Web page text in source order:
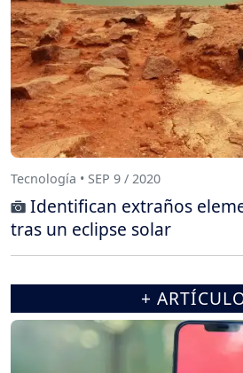
Tecnología • SEP 9 / 2020
Identifican extraños
tras un eclipse solar
+